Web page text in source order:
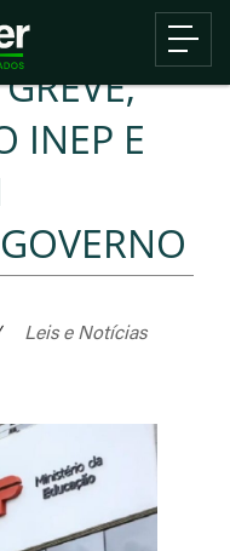
INEP E
Leis e Notícias